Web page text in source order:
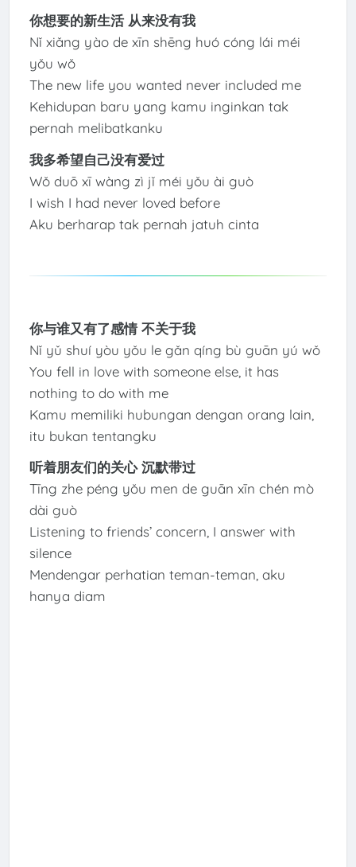
你想要的新生活 从来没有我
Nǐ xiǎng yào de xīn shēng huó cóng lái méi
yǒu wǒ
The new life you wanted never included me
Kehidupan baru yang kamu inginkan tak
pernah melibatkanku
我多希望自己没有爱过
Wǒ duō xī wàng zì jǐ méi yǒu ài guò
I wish I had never loved before
Aku berharap tak pernah jatuh cinta
你与谁又有了感情 不关于我
Nǐ yǔ shuí yòu yǒu le gǎn qíng bù guān yú wǒ
You fell in love with someone else, it has
nothing to do with me
Kamu memiliki hubungan dengan orang lain,
itu bukan tentangku
听着朋友们的关心 沉默带过
Tīng zhe péng yǒu men de guān xīn chén mò
dài guò
Listening to friends’ concern, I answer with
silence
Mendengar perhatian teman-teman, aku
hanya diam